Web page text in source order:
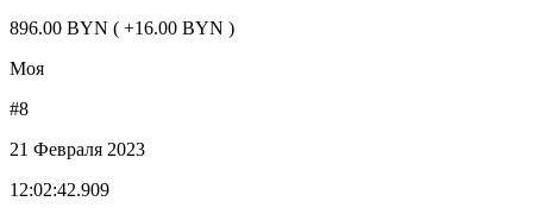
896.00 BYN ( +16.00 BYN )
Моя
#8
21 Февраля 2023
12:02:42.909